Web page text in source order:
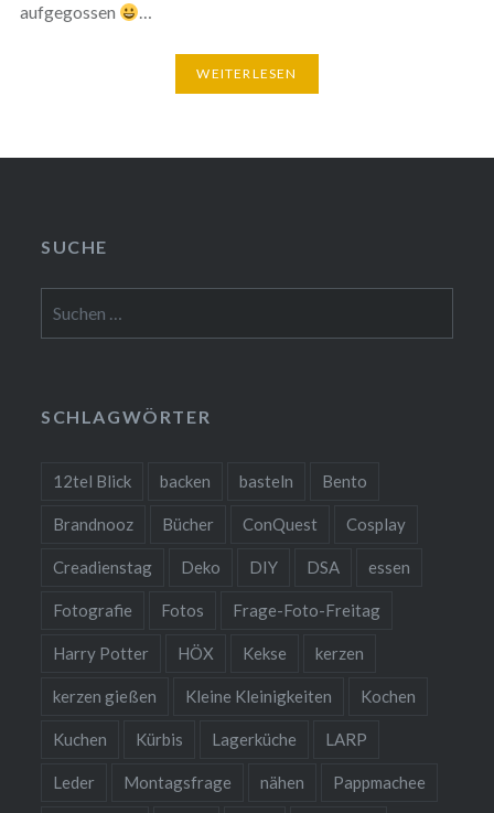
aufgegossen
…
WEITERLESEN
SUCHE
nach:
SCHLAGWÖRTER
12tel Blick backen basteln Bento
Brandnooz Bücher ConQuest Cosplay
Creadienstag Deko DIY DSA essen
Fotografie Fotos Frage-Foto-Freitag
Harry Potter HÖX Kekse kerzen
kerzen gießen Kleine Kleinigkeiten Kochen
Kuchen Kürbis Lagerküche LARP
Leder Montagsfrage nähen Pappmachee